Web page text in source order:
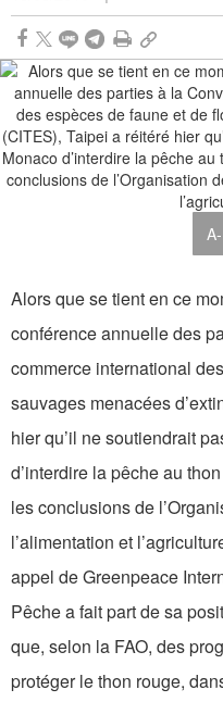
A-
Alors que se tient en ce
conférence annuelle des
commerce international
sauvages menacées
hier qu’il ne soutiendrait
d’interdire la pêche au
les conclusions de
l’alimentation et
appel de Greenpeace
Pêche a fait part de sa
que, selon la FAO, des
protéger le thon rouge,